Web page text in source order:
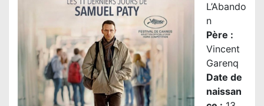
L’Abando
n
Père :
Vincent
Garenq
Date de
naissan